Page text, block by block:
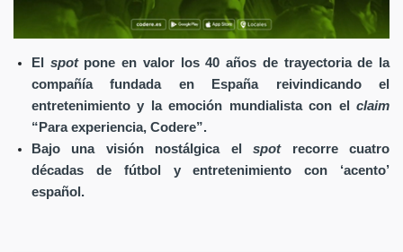
El spot pone en valor los 40 años de trayectoria de la
compañía fundada en España reivindicando el
entretenimiento y la emoción mundialista con el claim
“Para experiencia, Codere”.
Bajo una visión nostálgica elspotrecorre cuatro
décadas de fútbol y entretenimiento con ‘acento’
español.